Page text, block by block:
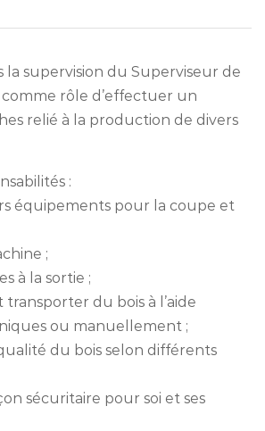
la supervision du Superviseur de
rôle d’effectuer un
relié à la production de divers
:
équipements pour la coupe et
;
à la sortie ;
transporter du bois à l’aide
ou manuellement ;
du bois selon différents
sécuritaire pour soi et ses